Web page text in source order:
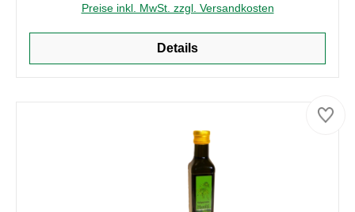
Preise inkl. MwSt. zzgl. Versandkosten
Details